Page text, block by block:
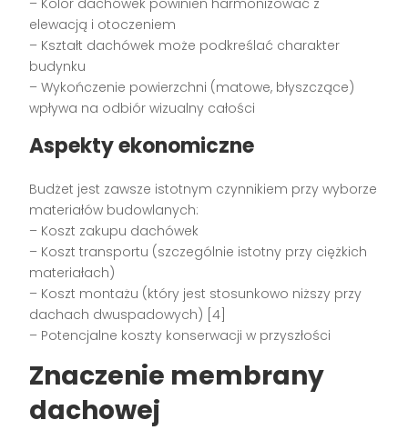
– Kolor dachówek powinien harmonizować z
elewacją i otoczeniem
– Kształt dachówek może podkreślać charakter
budynku
– Wykończenie powierzchni (matowe, błyszczące)
wpływa na odbiór wizualny całości
Aspekty ekonomiczne
Budżet jest zawsze istotnym czynnikiem przy wyborze
materiałów budowlanych:
– Koszt zakupu dachówek
– Koszt transportu (szczególnie istotny przy ciężkich
materiałach)
– Koszt montażu (który jest stosunkowo niższy przy
dachach dwuspadowych) [4]
– Potencjalne koszty konserwacji w przyszłości
Znaczenie membrany
dachowej